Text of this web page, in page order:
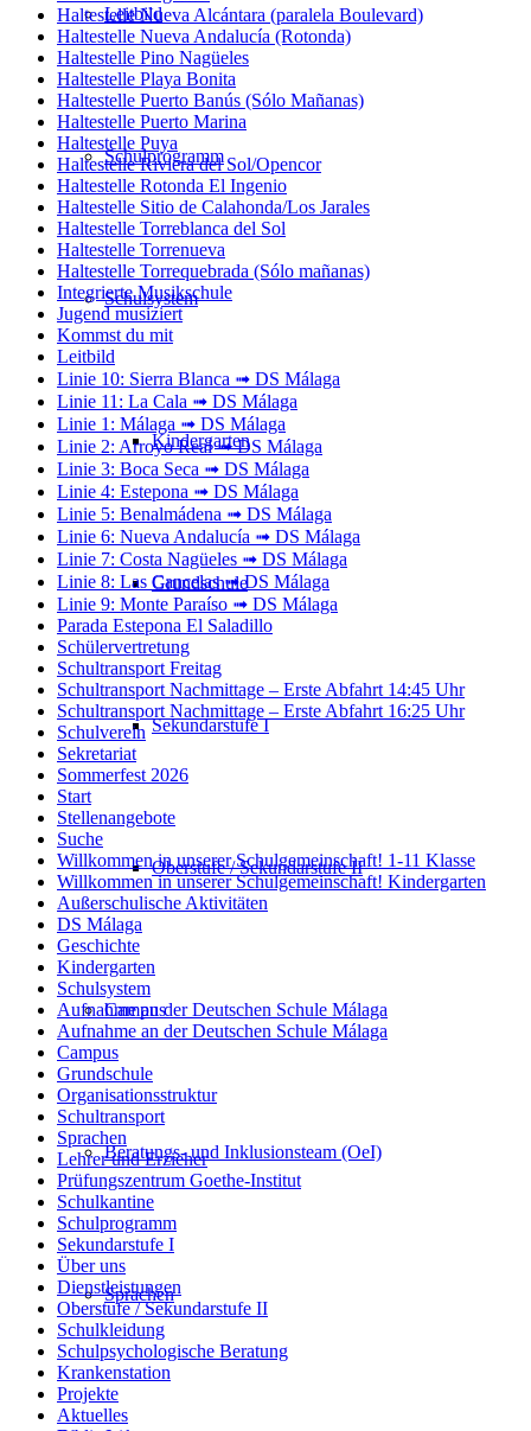
Leitbild
Schulprogramm
Schulsystem
Kindergarten
Grundschule
Sekundarstufe I
Oberstufe / Sekundarstufe II
Campus
Beratungs- und Inklusionsteam (OeI)
Sprachen
Haltestelle Nueva Alcántara (paralela Boulevard)
Haltestelle Nueva Andalucía (Rotonda)
Haltestelle Pino Nagüeles
Haltestelle Playa Bonita
Haltestelle Puerto Banús (Sólo Mañanas)
Haltestelle Puerto Marina
Haltestelle Puya
Haltestelle Riviera del Sol/Opencor
Haltestelle Rotonda El Ingenio
Haltestelle Sitio de Calahonda/Los Jarales
Haltestelle Torreblanca del Sol
Haltestelle Torrenueva
Haltestelle Torrequebrada (Sólo mañanas)
Integrierte Musikschule
Jugend musiziert
Kommst du mit
Leitbild
Linie 10: Sierra Blanca ➟ DS Málaga
Linie 11: La Cala ➟ DS Málaga
Linie 1: Málaga ➟ DS Málaga
Linie 2: Arroyo Real ➟ DS Málaga
Linie 3: Boca Seca ➟ DS Málaga
Linie 4: Estepona ➟ DS Málaga
Linie 5: Benalmádena ➟ DS Málaga
Linie 6: Nueva Andalucía ➟ DS Málaga
Linie 7: Costa Nagüeles ➟ DS Málaga
Linie 8: Las Cancelas ➟ DS Málaga
Linie 9: Monte Paraíso ➟ DS Málaga
Parada Estepona El Saladillo
Schülervertretung
Schultransport Freitag
Schultransport Nachmittage – Erste Abfahrt 14:45 Uhr
Schultransport Nachmittage – Erste Abfahrt 16:25 Uhr
Schulverein
Sekretariat
Sommerfest 2026
Start
Stellenangebote
Suche
Willkommen in unserer Schulgemeinschaft! 1-11 Klasse
Willkommen in unserer Schulgemeinschaft! Kindergarten
Außerschulische Aktivitäten
DS Málaga
Geschichte
Kindergarten
Schulsystem
Aufnahme an der Deutschen Schule Málaga
Aufnahme an der Deutschen Schule Málaga
Campus
Grundschule
Organisationsstruktur
Schultransport
Sprachen
Lehrer und Erzieher
Prüfungszentrum Goethe-Institut
Schulkantine
Schulprogramm
Sekundarstufe I
Über uns
Dienstleistungen
Oberstufe / Sekundarstufe II
Schulkleidung
Schulpsychologische Beratung
Krankenstation
Projekte
Aktuelles